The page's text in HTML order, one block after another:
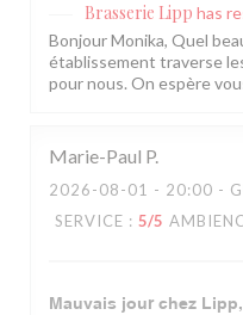
Brasserie Lipp has
Bonjour Monika, Quel
établissement traverse
pour nous. On espère
Marie-Paul P
2026-08-01 - 20:00 -
SERVICE : 5/5
Mauvais jour chez